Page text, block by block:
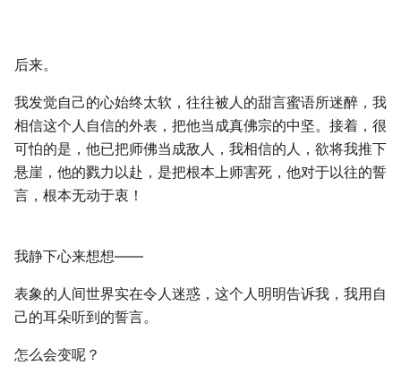
后来。
我发觉自己的心始终太软，往往被人的甜言蜜语所迷醉，我
相信这个人自信的外表，把他当成真佛宗的中坚。接着，很
可怕的是，他已把师佛当成敌人，我相信的人，欲将我推下
悬崖，他的戮力以赴，是把根本上师害死，他对于以往的誓
言，根本无动于衷！
我静下心来想想——
表象的人间世界实在令人迷惑，这个人明明告诉我，我用自
己的耳朵听到的誓言。
怎么会变呢？